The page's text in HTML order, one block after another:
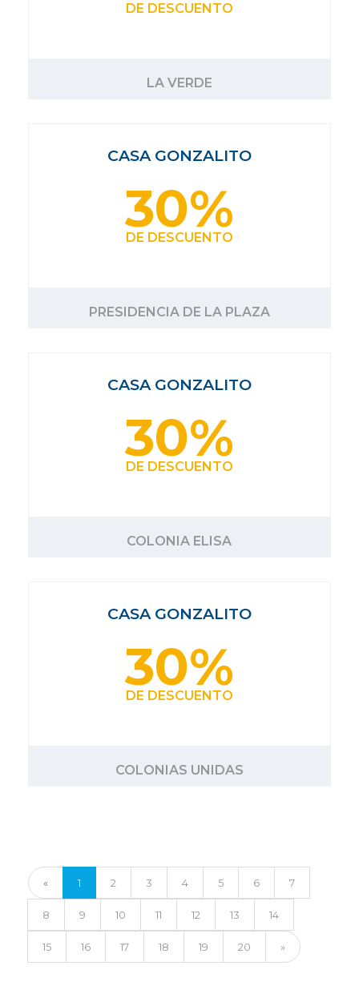
DE DESCUENTO
LA VERDE
CASA GONZALITO
30%
DE DESCUENTO
PRESIDENCIA DE LA PLAZA
CASA GONZALITO
30%
DE DESCUENTO
COLONIA ELISA
CASA GONZALITO
30%
DE DESCUENTO
COLONIAS UNIDAS
« 1 2 3 4 5 6 7
8 9 10 11 12 13 14
15 16 17 18 19 20 »